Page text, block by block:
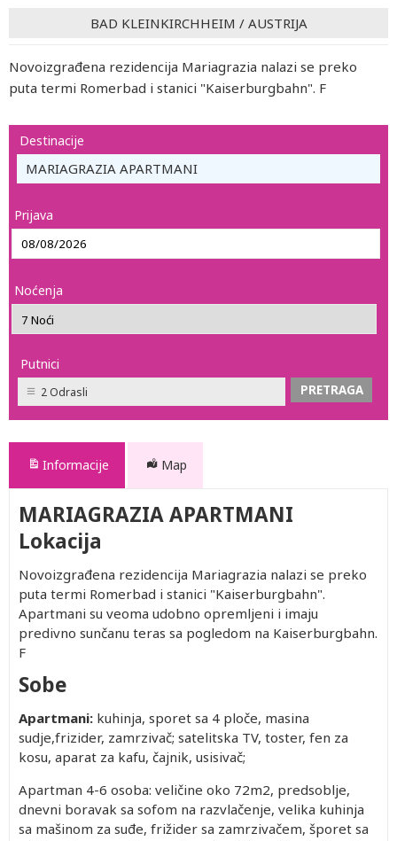
BAD KLEINKIRCHHEIM / AUSTRIJA
Novoizgrađena rezidencija Mariagrazia nalazi se preko
puta termi Romerbad i stanici "Kaiserburgbahn". F
Destinacije
MARIAGRAZIA APARTMANI
Prijava
Noćenja
Putnici
2 Odrasli
Informacije Map
MARIAGRAZIA APARTMANI
Lokacija
Novoizgrađena rezidencija Mariagrazia nalazi se preko
puta termi Romerbad i stanici "Kaiserburgbahn".
Apartmani su veoma udobno opremljeni i imaju
predivno sunčanu teras sa pogledom na Kaiserburgbahn.
F
Sobe
Apartmani: kuhinja, sporet sa 4 ploče, masina
sudje,frizider, zamrzivač; satelitska TV, toster, fen za
kosu, aparat za kafu, čajnik, usisivač;
Apartman 4-6 osoba: veličine oko 72m2, predsoblje,
dnevni boravak sa sofom na razvlačenje, velika kuhinja
sa mašinom za suđe, frižider sa zamrzivačem, šporet sa